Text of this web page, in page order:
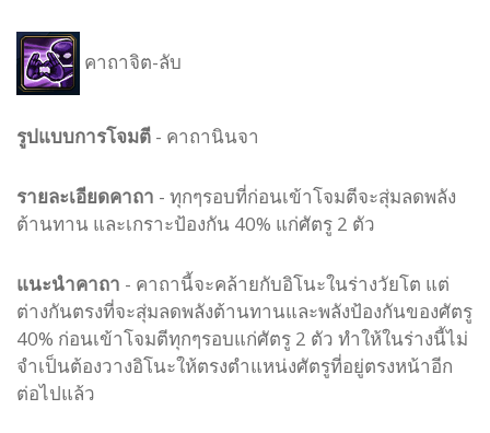
คาถาจิต-ลับ
รูปแบบการโจมตี - คาถานินจา
รายละเอียดคาถา - ทุกๆรอบที่ก่อนเข้าโจมตีจะสุ่มลดพลัง
ต้านทาน และเกราะป้องกัน 40% แก่ศัตรู 2 ตัว
แนะนำคาถา - คาถานี้จะคล้ายกับอิโนะในร่างวัยโต แต่
ต่างกันตรงที่จะสุ่มลดพลังต้านทานและพลังป้องกันของศัตรู
40% ก่อนเข้าโจมตีทุกๆรอบแก่ศัตรู 2 ตัว ทำให้ในร่างนี้ไม่
จำเป็นต้องวางอิโนะให้ตรงตำแหน่งศัตรูที่อยู่ตรงหน้าอีก
ต่อไปแล้ว